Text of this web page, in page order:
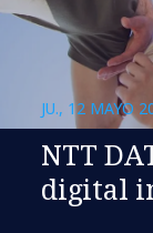
JU., 12 MAYO
NTT
digital